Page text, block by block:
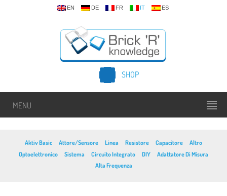
EN DE FR IT ES
SHOP
MENU
Aktiv Basic Attore/Sensore Linea Resistore Capacitore
Altro
Optoelettronico
Sistema Circuito Integrato DIY
Adattatore Di Misura
Alta Frequenza